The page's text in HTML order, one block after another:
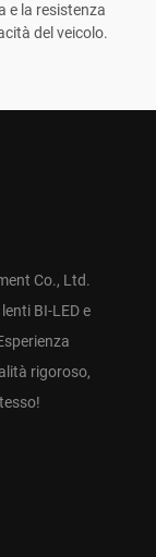
e la resistenza
del veicolo.
Co., Ltd.
BI-LED e
rigoroso,